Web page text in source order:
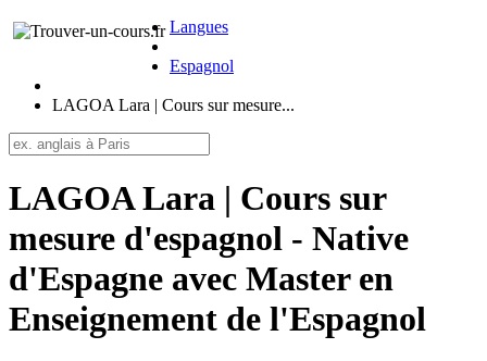
Langues
Espagnol
LAGOA Lara | Cours sur mesure...
LAGOA Lara | Cours sur
mesure d'espagnol - Native
d'Espagne avec Master en
Enseignement de l'Espagnol